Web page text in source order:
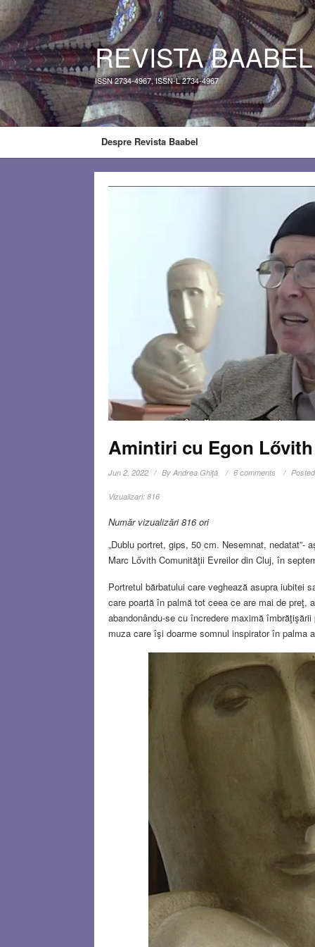
REVISTA BAABEL
ISSN 2734-4967, ISSN-L 2734-4967
Despre Revista Baabel
Amintiri cu Egon
Jun 2, 2022 ByAndrea Ghiţă 6 comments
Vizualizari: 816
Număr vizualizări 816 ori
„Dublu portret, gips, 50 cm. Nesemnat,
Marc Lővith Comunităţii Evreilor din Cluj, în
Portretul bărbatului care veghează asupra iubitei
care poartă în palmă tot ceea ce are mai de preţ,
abandonându-se cu încredere maximă
muza care îşi doarme somnul inspirator în palma